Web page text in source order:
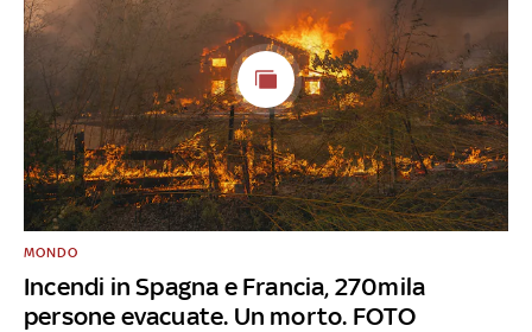
Incendi in Spagna e Francia, 270mila
persone evacuate. Un morto. FOTO
MONDO